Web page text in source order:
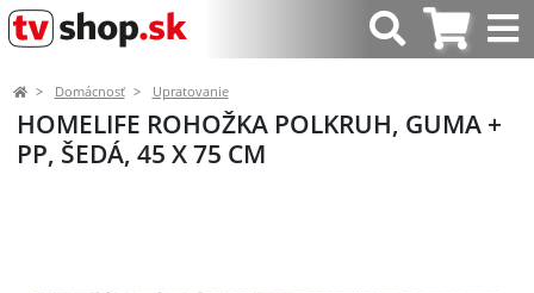
Domácnosť Upratovanie
HOMELIFE ROHOŽKA POLKRUH, GUMA +
PP, ŠEDÁ, 45 X 75 CM